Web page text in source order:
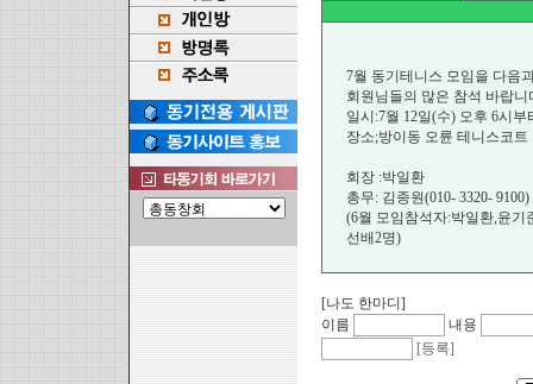
7월 동기테니스 모임을 다음
회원님들의 많은 참석 바랍니
일시:7월 12일(수) 오후 6시부
장소;방이동 오륜 테니스코트
회장 :박일환
총무: 김종원(010- 3320- 9100)
(6월 모임참석자:박일환,윤기
선배2명)
[나도 한마디]
이름
내용
[등록]